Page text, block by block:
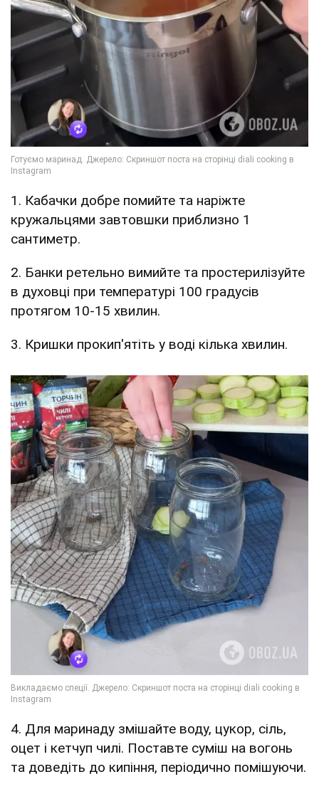
1. Кабачки добре помийте та наріжте
кружальцями завтовшки приблизно 1
сантиметр.
2. Банки ретельно вимийте та простерилізуйте
в духовці при температурі 100 градусів
протягом 10-15 хвилин.
3. Кришки прокип'ятіть у воді кілька хвилин.
4. Для маринаду змішайте воду, цукор, сіль,
оцет і кетчуп чилі. Поставте суміш на вогонь
та доведіть до кипіння, періодично помішуючи.